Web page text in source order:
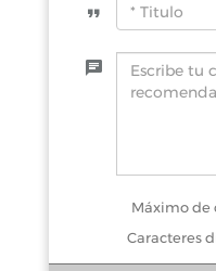
Máximo de
Caracteres